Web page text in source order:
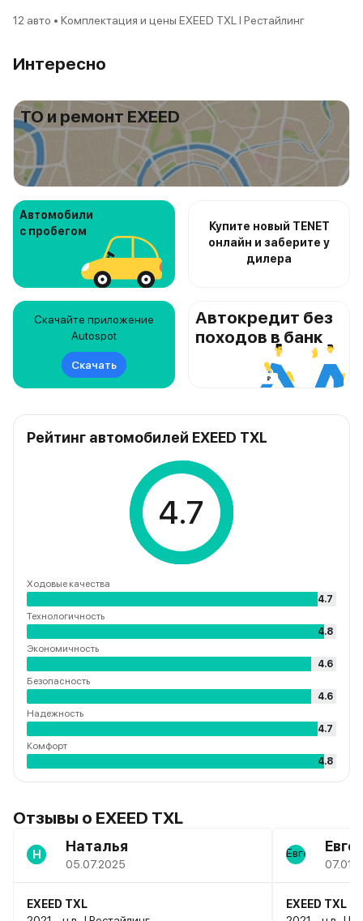
12 авто • Комплектация и цены EXEED TXL I Рестайлинг
Интересно
ТО и ремонт EXEED
Автомобили
с пробегом
Купите новый TENET
онлайн и заберите у
дилера
Скачайте приложение
Autospot
Скачать
Автокредит без
походов в банк
Рейтинг автомобилей EXEED TXL
4.7
Ходовые качества
4.7
Технологичность
4.8
Экономичность
4.6
Безопасность
4.6
Надежность
4.7
Комфорт
4.8
Отзывы о EXEED TXL
Н Наталья
05.07.2025
EXEED TXL
EXEED TXL